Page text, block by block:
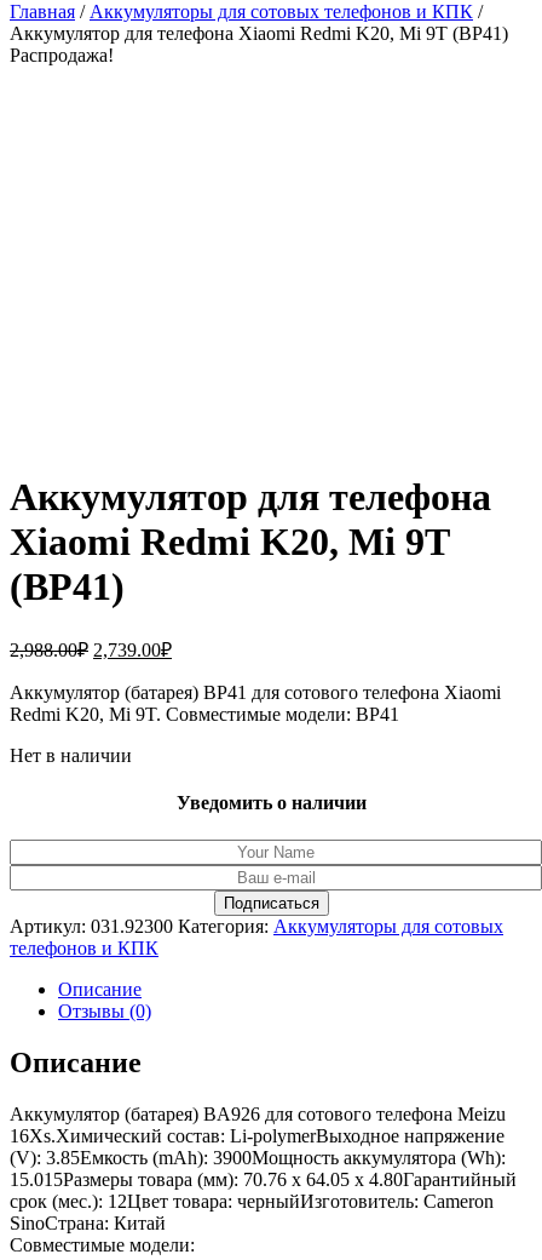
Главная / Аккумуляторы для сотовых телефонов и КПК /
Аккумулятор для телефона Xiaomi Redmi K20, Mi 9T (BP41)
Распродажа!
Аккумулятор для телефона
Xiaomi Redmi K20, Mi 9T
(BP41)
2,988.00₽ Первоначальная
составляла
2,988.00₽.
2,739.00₽Текущая
2,739.00₽.
Аккумулятор (батарея) BP41 для сотового телефона Xiaomi
Redmi K20, Mi 9T. Совместимые модели: BP41
Нет в наличии
Уведомить о наличии
Артикул: 031.92300 Категория: Аккумуляторы для сотовых
телефонов и КПК
Описание
Отзывы (0)
Описание
Аккумулятор (батарея) BA926 для сотового телефона Meizu
16Xs.Химический состав: Li-polymerВыходное напряжение
(V): 3.85Емкость (mAh): 3900Мощность аккумулятора (Wh):
15.015Размеры товара (мм): 70.76 x 64.05 x 4.80Гарантийный
срок (мес.): 12Цвет товара: черныйИзготовитель: Cameron
SinoСтрана: Китай
Совместимые модели: